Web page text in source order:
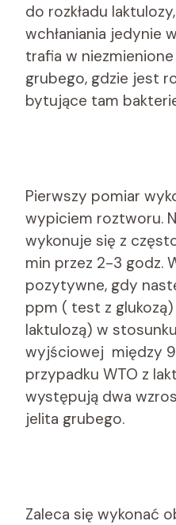
do rozkładu
wchłaniania jedynie
trafia w
grubego, gdzie jest
bytujące tam
Pierwszy pomiar
wypiciem roztworu.
wykonuje się z
min przez 2-3 godz.
pozytywne, gdy
ppm ( test z
laktulozą) w
wyjściowej między
przypadku WTO z
występują dwa
jelita grubego.
Zaleca się wykonać